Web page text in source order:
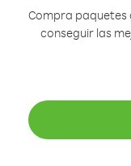
Compra paquetes
conseguir las